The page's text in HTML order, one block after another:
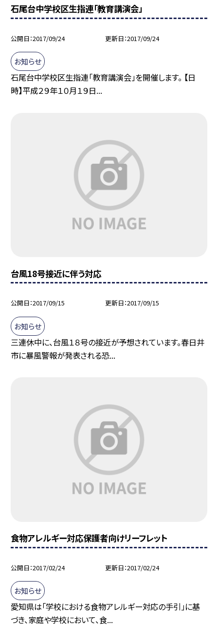
石尾台中学校区生指連「教育講演会」
公開日 2017/09/24 更新日 2017/09/24
お知らせ
石尾台中学校区生指連「教育講演会」を開催します。 【日
時】平成２９年１０月１９日...
台風18号接近に伴う対応
公開日 2017/09/15 更新日 2017/09/15
お知らせ
三連休中に、台風１８号の接近が予想されています。春日井
市に暴風警報が発表される恐...
食物アレルギー対応保護者向けリーフレット
公開日 2017/02/24 更新日 2017/02/24
お知らせ
愛知県は「学校における食物アレルギー対応の手引」に基
づき、家庭や学校において、食...